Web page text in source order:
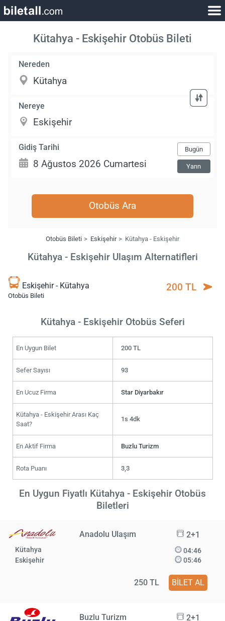
Kütahya - Eskişehir Otobüs Bileti
Nereden
Nereye
Gidiş Tarihi Bugün
Yarın
Otobüs Ara
Otobüs Bileti Eskişehir Kütahya - Eskişehir
Kütahya - Eskişehir Ulaşım Alternatifleri
Eskişehir - Kütahya
Otobüs Bileti
200 TL
Kütahya - Eskişehir Otobüs Seferi
En Uygun Bilet 200 TL
Sefer Sayısı 93
En Ucuz Firma Star Diyarbakır
Kütahya - Eskişehir Arası Kaç
Saat?
1s 4dk
En Aktif Firma Buzlu Turizm
Rota Puanı 3,3
En Uygun Fiyatlı Kütahya - Eskişehir Otobüs
Biletleri
Anadolu Ulaşım 2+1
Kütahya
Eskişehir
04:46
05:46
250 TL BİLET AL
Buzlu Turizm 2+1